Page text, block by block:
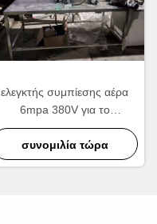
ελεγκτής συμπίεσης αέρα
6mpa 380V για το
θερμαντικό σώμα
συμπυκνωτών
συνομιλία τώρα